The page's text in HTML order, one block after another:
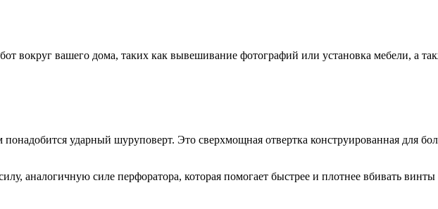
вокруг вашего дома, таких как вывешивание фотографий или установка мебели, а
ударный шуруповерт. Это сверхмощная отвертка конструированная для
аналогичную силе перфоратора, которая помогает быстрее и плотнее вбивать